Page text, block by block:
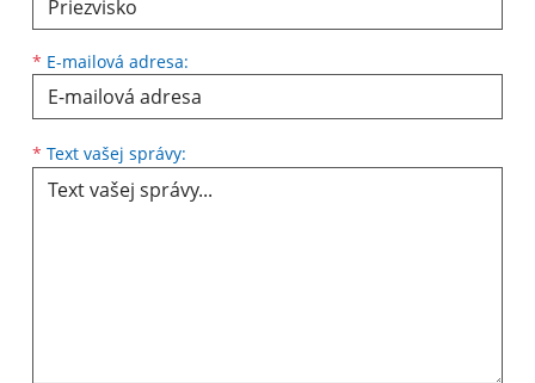
* E-mailová adresa:
* Text vašej správy: